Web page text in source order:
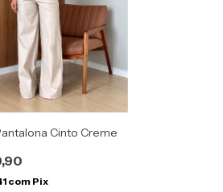
Cinto Creme
com Pix